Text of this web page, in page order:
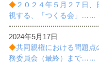
◆ ２０２４年５月２７日
視する、「つくる会」……
2024年5月17日
◆共同親権における問題
務委員会（最終）まで……